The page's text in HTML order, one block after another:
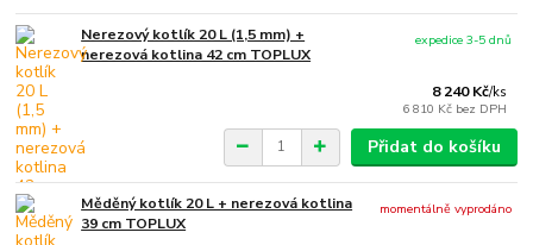
Nerezový kotlík 20 L (1,5 mm) +
nerezová kotlina 42 cm TOPLUX
8 240 Kč/ks
6 810 Kč bez DPH
expedice 3-5 dnů
Přidat do košíku
Měděný kotlík 20 L + nerezová kotlina
39 cm TOPLUX
momentálně vyprodáno